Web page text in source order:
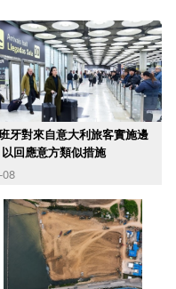
牙對來自意大利旅客實施邊
回應意方類似措施
08